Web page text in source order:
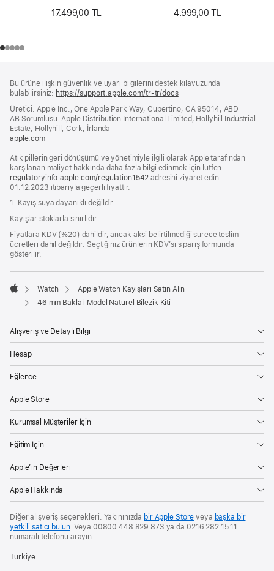
17.499,00 TL
4.999,00 TL
Bilgi
Bu ürüne ilişkin güvenlik ve uyarı bilgilerini destek kılavuzunda
bulabilirsiniz: https://support.apple.com/tr-tr/docs(yeni
pencerede
açılır)
Üretici: Apple Inc., One Apple Park Way, Cupertino, CA 95014, ABD
AB Sorumlusu: Apple Distribution International Limited, Hollyhill Industrial
Estate, Hollyhill, Cork, İrlanda
apple.com(yeni
pencerede
açılır)
Atık pillerin geri dönüşümü ve yönetimiyle ilgili olarak Apple tarafından
karşılanan maliyet hakkında daha fazla bilgi edinmek için lütfen
regulatoryinfo.apple.com/regulation1542(yeni
adresini ziyaret edin.
01.12.2023 itibarıyla geçerli fiyattır.
1. Kayış suya dayanıklı değildir.
Kayışlar stoklarla sınırlıdır.
Fiyatlara KDV (%20) dahildir, ancak aksi belirtilmediği sürece teslim
ücretleri dahil değildir. Seçtiğiniz ürünlerin KDV’si sipariş formunda
gösterilir.
Apple
Watch
Apple Watch Kayışları Satın Alın
46 mm Baklalı Model Natürel Bilezik Kiti
Alışveriş ve Detaylı Bilgi
Hesap
Eğlence
Apple Store
Kurumsal Müşteriler İçin
Eğitim İçin
Apple’ın Değerleri
Apple Hakkında
Diğer alışveriş seçenekleri: Yakınınızda bir Apple Store veya başka bir
yetkili satıcı bulun. Veya 00800 448 829 873 ya da 0216 282 15 11
numaralı telefonu arayın.
Türkiye